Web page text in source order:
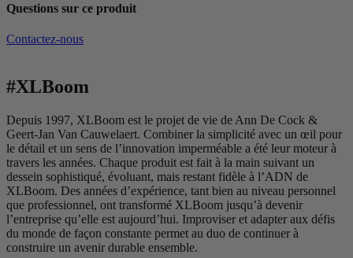
Questions sur ce produit
Contactez-nous
#XLBoom
Depuis 1997, XLBoom est le projet de vie de Ann De Cock &
Geert-Jan Van Cauwelaert. Combiner la simplicité avec un œil pour
le détail et un sens de l’innovation imperméable a été leur moteur à
travers les années. Chaque produit est fait à la main suivant un
dessein sophistiqué, évoluant, mais restant fidèle à l’ADN de
XLBoom. Des années d’expérience, tant bien au niveau personnel
que professionnel, ont transformé XLBoom jusqu’à devenir
l’entreprise qu’elle est aujourd’hui. Improviser et adapter aux défis
du monde de façon constante permet au duo de continuer à
construire un avenir durable ensemble.